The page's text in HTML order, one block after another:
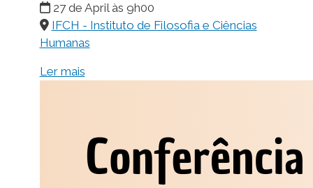
27 de April às 9h00
IFCH - Instituto de Filosofia e Ciências
Humanas
Ler mais